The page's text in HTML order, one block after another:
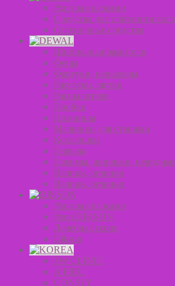
Уход за волосами
Средства для стайлинга
Оттеночные средства
Щипцы-выпрямители
Фены
Фартуки, пеньюары
Расчески, щетки
Распылители
Плойки
Ножницы
Машинки для стрижки
Коклюшки
Зеркала
Зажимы, шпильки,
Валики, резинки
Валики, резинки
Уход за волосами
Уход DIKSON
Лечебная серия
Dikson
3W CLINIC
A’PIEU
CONSLY